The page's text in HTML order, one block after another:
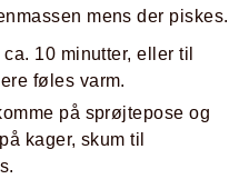
mens der piskes.
10 minutter, eller til
føles varm.
på sprøjtepose og
kager, skum til